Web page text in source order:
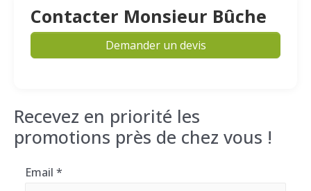
Contacter Monsieur Bûche
Demander un devis
Recevez en priorité les
promotions près de chez vous !
Email *